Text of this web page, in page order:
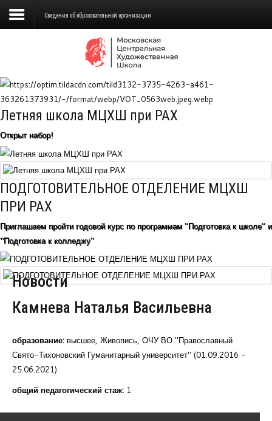
Сведения об образовательной
Школа
Детская Художественная школа
Поступающим
Подготовка
Образование
Доп. образование
Курсы повышения квалификации
Центр непрерывного образования
Творческий инкубатор
Сведения об образовательной организации
Летняя школа МЦХШ при РАХ
Открыт набор!
ПОДГОТОВИТЕЛЬНОЕ ОТДЕЛЕНИЕ МЦХШ
ПРИ РАХ
Приглашаем пройти годовой курс по программам "Подготовка к школе" и
"Подготовка к колледжу"
Новости
Камнева Наталья Васильевна
образование: высшее, Живопись, ОЧУ ВО "Православный
Свято-Тихоновский Гуманитарный университет" (01.09.2016 -
25.06.2021)
общий педагогический стаж: 1